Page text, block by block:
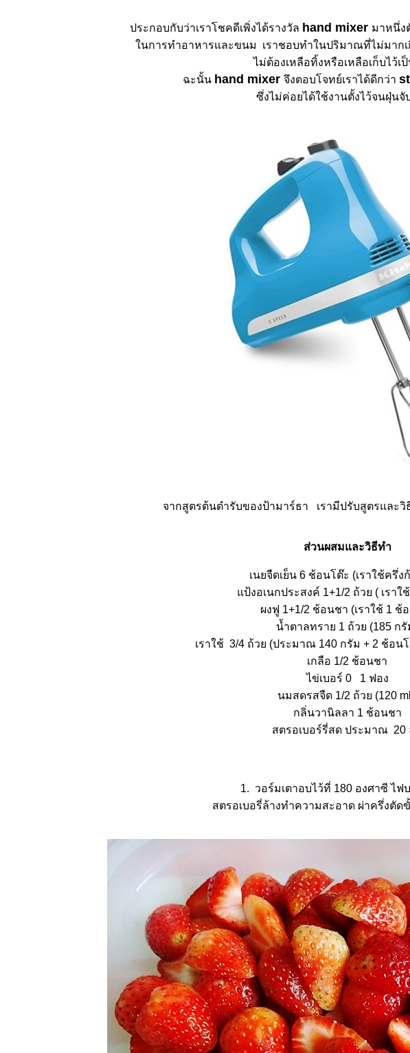
ประกอบกับว่าเราโชคดีเพิ่งได้รางวัล hand mixer มาหนึ่ง
นการทำอาหารและขนม เราชอบทำในปริมาณที่ไม่มาก
ไม่ต้องเหลือทิ้งหรือเหลือเก็บไว้เ
ฉะนั้น hand mixer จึงตอบโจทย์เราได้ดีกว่า
ซึ่งไม่ค่อยได้ใช้งานตั้งไว้จนฝุ่นจั
จากสูตรต้นตำรับของป้ามาร์ธา เรามีปรับสูตรและ
ส่วนผสมและวิธีทำ
เนยจืดเย็น 6 ช้อนโต๊ะ (เราช้ครึ่งก้
ป้งอเนกประสงค์ 1+1/2 ถ้วย ( เราใ
ผงฟู 1+1/2 ช้อนชา (เราใช้ 1 ช้
น้ำตาลทราย 1 ถ้วย (185 กรั
เราใช้ 3/4 ถ้วย (ประมาณ 140 กรัม + 2 ช้อน
เกลือ 1/2 ช้อนชา
ไข่เบอร์ 0 1 ฟอง
นมสดรสจืด 1/2 ถ้วย (120
กลิ่นวานิลลา 1 ช้อนชา
สตรอเบอร์รี่สด ประมาณ 20
1. วอร์มเตาอบไว้ที่ 180 องศาซี ไฟ
สตรอเบอรี่ล้างทำความสะอาด ผ่าครึ่งตัด